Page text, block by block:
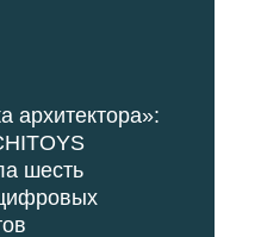
архитектора»:
шесть